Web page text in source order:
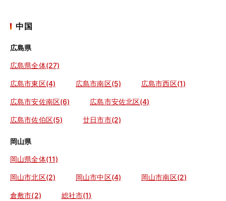
中国
広島県
広島県全体(27)
広島市東区(4) 広島市南区(5) 広島市西区(1)
広島市安佐南区(6) 広島市安佐北区(4)
広島市佐伯区(5) 廿日市市(2)
岡山県
岡山県全体(11)
岡山市北区(2) 岡山市中区(4) 岡山市南区(2)
倉敷市(2) 総社市(1)